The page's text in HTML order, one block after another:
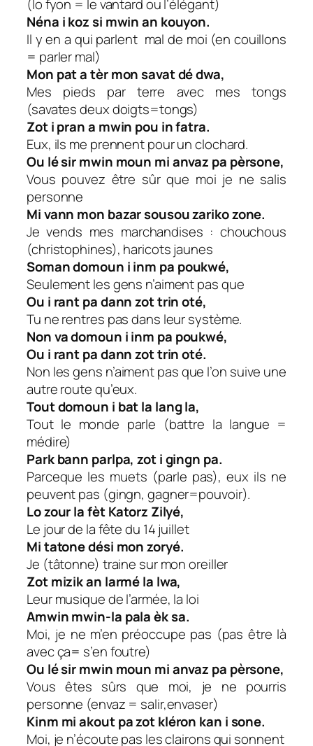
(lo fyon = le vantard ou l’élégant)
Néna i koz si mwin an kouyon.
Il y en a qui parlent mal de moi (en couillons
= parler mal)
Mon pat a tèr mon savat dé dwa,
Mes pieds par terre avec mes tongs
(savates deux doigts=tongs)
Zot i pran a mwin pou in fatra.
Eux, ils me prennent pour un clochard.
Ou lé sir mwin moun mi anvaz pa pèrsone,
Vous pouvez être sûr que moi je ne salis
personne
Mi vann mon bazar sousou zariko zone.
Je vends mes marchandises : chouchous
(christophines), haricots jaunes
Soman domoun i inm pa poukwé,
Seulement les gens n’aiment pas que
Ou i rant pa dann zot trin oté,
Tu ne rentres pas dans leur système.
Non va domoun i inm pa poukwé,
Ou i rant pa dann zot trin oté.
Non les gens n’aiment pas que l’on suive une
autre route qu’eux.
Tout domoun i bat la lang la,
Tout le monde parle (battre la langue =
médire)
Park bann parlpa, zot i gingn pa.
Parceque les muets (parle pas), eux ils ne
peuvent pas (gingn, gagner=pouvoir).
Lo zour la fèt Katorz Zilyé,
Le jour de la fête du 14 juillet
Mi tatone dési mon zoryé.
Je (tâtonne) traine sur mon oreiller
Zot mizik an larmé la lwa,
Leur musique de l’armée, la loi
Amwin mwin-la pala èk sa.
Moi, je ne m’en préoccupe pas (pas être là
avec ça= s’en foutre)
Ou lé sir mwin moun mi anvaz pa pèrsone,
Vous êtes sûrs que moi, je ne pourris
personne (envaz = salir,envaser)
Kinm mi akout pa zot kléron kan i sone.
Moi, je n’écoute pas les clairons qui sonnent